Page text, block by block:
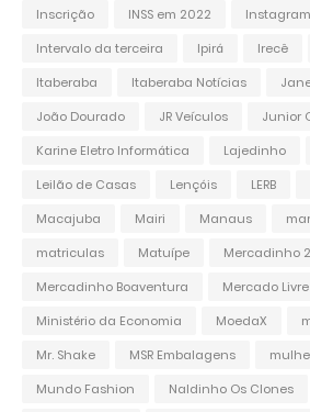
Inscrição
INSS em 2022
Instagram
Intervalo da terceira
Ipirá Irecê
Itaberaba
Itaberaba Notícias
João Dourado
JR Veículos
Junior
Karine Eletro Informática
Lajedinho
Leilão de Casas
Lençóis LERB
Macajuba
Mairi Manaus
matriculas
Matuípe
Mercadinho
Mercadinho Boaventura
Mercado Livre
Ministério da Economia
MoedaX
Mr. Shake
MSR Embalagens
Mundo Fashion
Naldinho Os Clones